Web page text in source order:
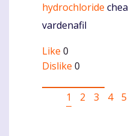
hydrochloride
vardenafil
Like 0
Dislike 0
Pagination
Current
1 Puslapis
2 Puslapis
3 4 5